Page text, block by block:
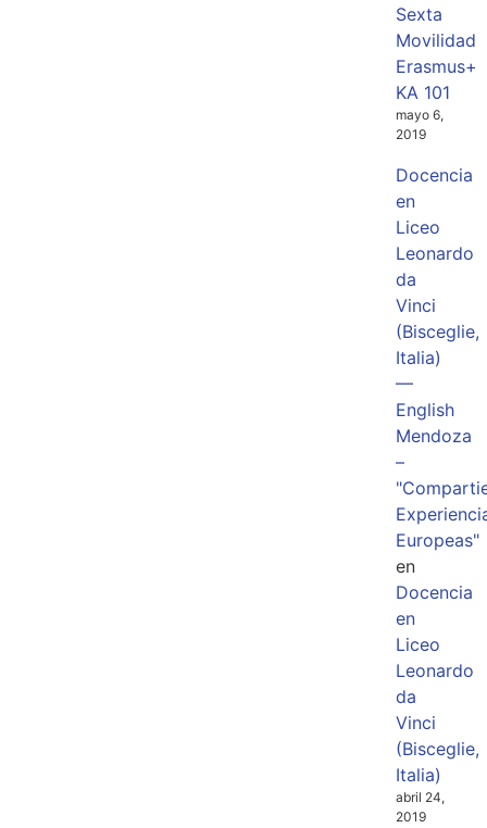
Sexta
Movilidad
Erasmus+
KA 101
mayo 6,
2019
Docencia
en
Liceo
Leonardo
da
Vinci
(Bisceglie,
Italia)
—
English
Mendoza
–
Europeas"
en
Docencia
en
Liceo
Leonardo
da
Vinci
(Bisceglie,
Italia)
abril 24,
2019